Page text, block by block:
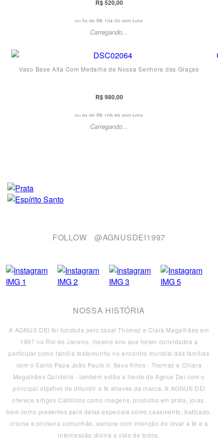
R$ 520,00
ou 5x de R$ 104,00 sem juros
Carregando...
Vaso Base Alta Com Medalha de Nossa Senhora das Graças
R$ 980,00
ou 9x de R$ 108,88 sem juros
Carregando...
FOLLOW @AGNUSDEI1997
NOSSA HISTÓRIA
A AGNUS DEI foi fundada pelo casal Thomaz e Clara Magalhães em
1997 no Rio de Janeiro, mesmo ano que foram convidados a
participar como família testemunho no encontro mundial das famílias
com o Santo Papa João Paulo II. Seus filhos - Thomaz e Chiara
Magalhães Quintella - também estão a frente da Agnus Dei com o
principal objetivo de difundir a fé através da marca. A AGNUS DEI
oferece artigos Católicos como imagens, produtos em prata, joias,
bem como presentes para datas especiais como casamento, batizado,
crisma e primeira comunhão, sempre com intenção de levar a fé e a
intercessão divina a vida de todos.